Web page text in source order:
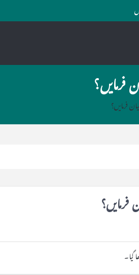
فرمایں؟
فرمایں؟
فرمایں؟